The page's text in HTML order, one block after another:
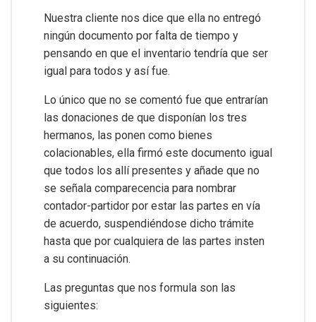
Nuestra cliente nos dice que ella no entregó
ningún documento por falta de tiempo y
pensando en que el inventario tendría que ser
igual para todos y así fue.
Lo único que no se comentó fue que entrarían
las donaciones de que disponían los tres
hermanos, las ponen como bienes
colacionables, ella firmó este documento igual
que todos los allí presentes y añade que no
se señala comparecencia para nombrar
contador-partidor por estar las partes en vía
de acuerdo, suspendiéndose dicho trámite
hasta que por cualquiera de las partes insten
a su continuación.
Las preguntas que nos formula son las
siguientes: